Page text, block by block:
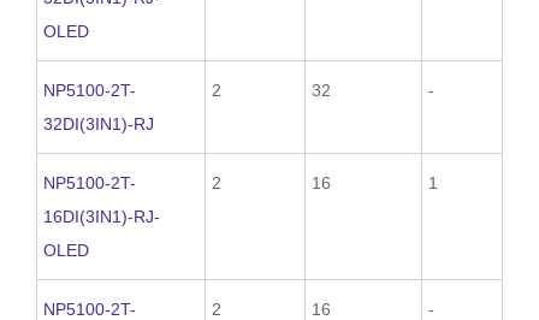
OLED
NP5100-2T-
32DI(3IN1)-RJ
2 32 -
NP5100-2T-
16DI(3IN1)-RJ-
OLED
2 16 1
NP5100-2T-
2 16 -